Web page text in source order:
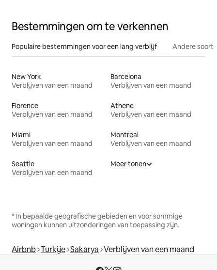
Bestemmingen om te verkennen
Populaire bestemmingen voor een lang verblijf Andere
New York
Verblijven van een maand
Barcelona
Verblijven van een maand
Florence
Verblijven van een maand
Athene
Verblijven van een maand
Miami
Verblijven van een maand
Montreal
Verblijven van een maand
Seattle
Verblijven van een maand
Meer tonen
* In bepaalde geografische gebieden en voor sommige
woningen kunnen uitzonderingen van toepassing zijn.
Airbnb Turkije Sakarya Verblijven van een maand